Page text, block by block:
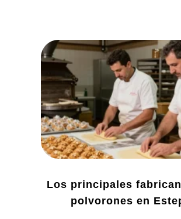
Los principales
polvorones en